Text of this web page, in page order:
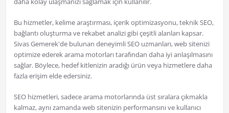
Bu hizmetler, kelime araştırması, içerik optimizasyonu, teknik SEO,
bağlantı oluşturma ve rekabet analizi gibi çeşitli alanları kapsar.
Sivas Gemerek'de bulunan deneyimli SEO uzmanları, web sitenizi
optimize ederek arama motorları tarafından daha iyi anlaşılmasını
sağlar. Böylece, hedef kitlenizin aradığı ürün veya hizmetlere daha
fazla erişim elde edersiniz.
SEO hizmetleri, sadece arama motorlarında üst sıralara çıkmakla
kalmaz, aynı zamanda web sitenizin performansını ve kullanıcı